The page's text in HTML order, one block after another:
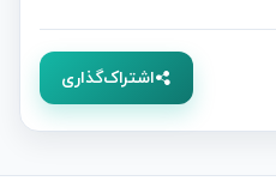
اشتراک‌گذاری